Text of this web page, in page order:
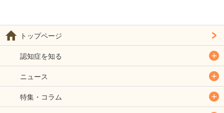
トップページ
認知症を知る
ニュース
特集・コラム